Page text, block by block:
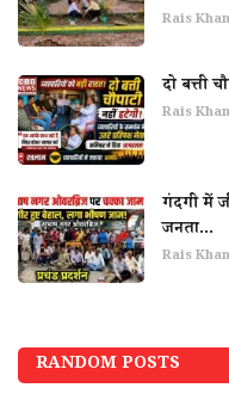
Rais
दो बत्ती
Rais
गंदगी में
जनता...
Rais
RANDOM POSTS